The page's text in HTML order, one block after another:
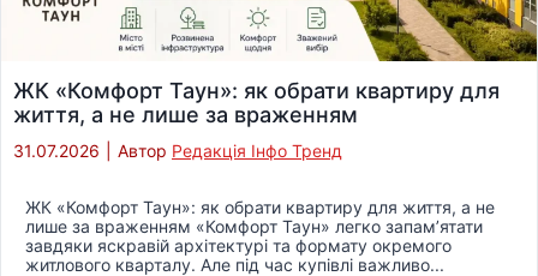
ЖК «Комфорт Таун»: як обрати квартиру для
життя, а не лише за враженням
31.07.2026 Автор Редакція Інфо Тренд
ЖК «Комфорт Таун»: як обрати квартиру для життя, а не
лише за враженням «Комфорт Таун» легко запам’ятати
завдяки яскравій архітектурі та формату окремого
житлового кварталу. Але під час купівлі важливо...